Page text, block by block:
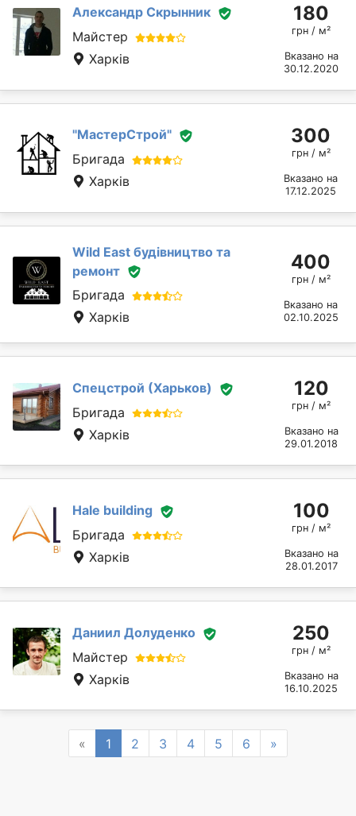
Александр Скрынник
Майстер
Харків
180
грн / м²
Вказано на
30.12.2020
"МастерСтрой"
Бригада
Харків
300
грн / м²
Вказано на
17.12.2025
Wild East будівництво та
ремонт
Бригада
Харків
400
грн / м²
Вказано на
02.10.2025
Спецстрой (Харьков)
Бригада
Харків
120
грн / м²
Вказано на
29.01.2018
Hale building
Бригада
Харків
100
грн / м²
Вказано на
28.01.2017
Даниил Долуденко
Майстер
Харків
250
грн / м²
Вказано на
16.10.2025
« Previous
1 2 3 4 5 6 »